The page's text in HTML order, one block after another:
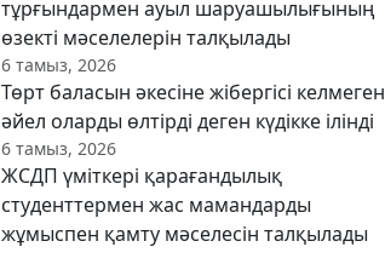
тұрғындармен ауыл шаруашылығының
өзекті мәселелерін талқылады
6 тамыз, 2026
Төрт баласын әкесіне жібергісі келмеген
әйел оларды өлтірді деген күдікке ілінді
6 тамыз, 2026
ЖСДП үміткері қарағандылық
студенттермен жас мамандарды
жұмыспен қамту мәселесін талқылады